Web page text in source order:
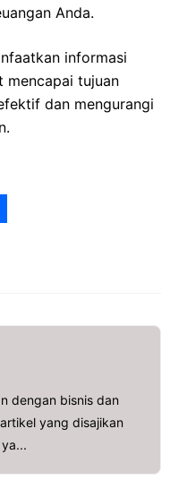
Anda.
informasi
mencapai tujuan
dan mengurangi
dengan bisnis dan
yang disajikan